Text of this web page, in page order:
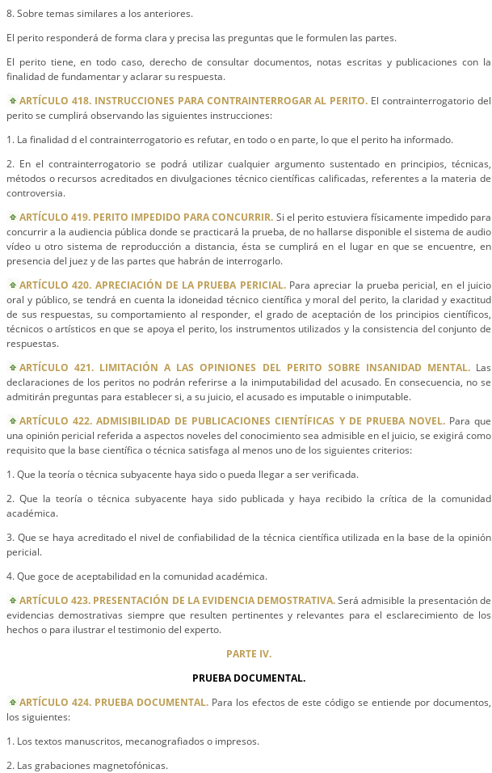
8. Sobre temas similares a los anteriores.
El perito responderá de forma clara y precisa las preguntas que le formulen las partes.
El perito tiene, en todo caso, derecho de consultar documentos, notas escritas y publicaciones con la
finalidad de fundamentar y aclarar su respuesta.
ARTÍCULO 418. INSTRUCCIONES PARA CONTRAINTERROGAR AL PERITO. El contrainterrogatorio del
perito se cumplirá observando las siguientes instrucciones:
1. La finalidad d el contrainterrogatorio es refutar, en todo o en parte, lo que el perito ha informado.
2. En el contrainterrogatorio se podrá utilizar cualquier argumento sustentado en principios, técnicas,
métodos o recursos acreditados en divulgaciones técnico científicas calificadas, referentes a la materia de
controversia.
ARTÍCULO 419. PERITO IMPEDIDO PARA CONCURRIR. Si el perito estuviera físicamente impedido para
concurrir a la audiencia pública donde se practicará la prueba, de no hallarse disponible el sistema de audio
vídeo u otro sistema de reproducción a distancia, ésta se cumplirá en el lugar en que se encuentre, en
presencia del juez y de las partes que habrán de interrogarlo.
ARTÍCULO 420. APRECIACIÓN DE LA PRUEBA PERICIAL.Para apreciar la prueba pericial, en el juicio
oral y público, se tendrá en cuenta la idoneidad técnico científica y moral del perito, la claridad y exactitud
de sus respuestas, su comportamiento al responder, el grado de aceptación de los principios científicos,
técnicos o artísticos en que se apoya el perito, los instrumentos utilizados y la consistencia del conjunto de
respuestas.
ARTÍCULO 421. LIMITACIÓN A LAS OPINIONES DEL PERITO SOBRE INSANIDAD MENTAL.Las
declaraciones de los peritos no podrán referirse a la inimputabilidad del acusado. En consecuencia, no se
admitirán preguntas para establecer si, a su juicio, el acusado es imputable o inimputable.
ARTÍCULO 422. ADMISIBILIDAD DE PUBLICACIONES CIENTÍFICAS Y DE PRUEBA NOVEL.Para que
una opinión pericial referida a aspectos noveles del conocimiento sea admisible en el juicio, se exigirá como
requisito que la base científica o técnica satisfaga al menos uno de los siguientes criterios:
1. Que la teoría o técnica subyacente haya sido o pueda llegar a ser verificada.
2. Que la teoría o técnica subyacente haya sido publicada y haya recibido la crítica de la comunidad
académica.
3. Que se haya acreditado el nivel de confiabilidad de la técnica científica utilizada en la base de la opinión
pericial.
4. Que goce de aceptabilidad en la comunidad académica.
ARTÍCULO 423. PRESENTACIÓN DE LA EVIDENCIA DEMOSTRATIVA.Será admisible la presentación de
evidencias demostrativas siempre que resulten pertinentes y relevantes para el esclarecimiento de los
hechos o para ilustrar el testimonio del experto.
PARTE IV.
PRUEBA DOCUMENTAL.
ARTÍCULO 424. PRUEBA DOCUMENTAL.Para los efectos de este código se entiende por documentos,
los siguientes:
1. Los textos manuscritos, mecanografiados o impresos.
2. Las grabaciones magnetofónicas.